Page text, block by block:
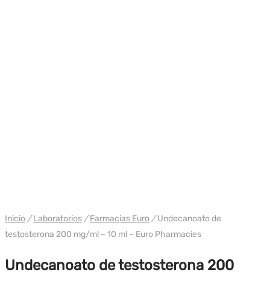
Inicio / Laboratorios / Farmacias Euro /Undecanoato de
testosterona 200 mg/ml – 10 ml – Euro Pharmacies
Undecanoato de testosterona 200